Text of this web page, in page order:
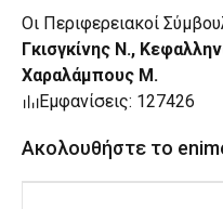
Οι Περιφερειακοί
Γκισγκίνης Ν.,
Χαραλάμπους Μ.
Εμφανίσεις: 127426
Ακολουθήστε το